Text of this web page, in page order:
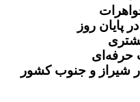
پایان روز
حرفه‌ای
شیراز و جنوب کشور